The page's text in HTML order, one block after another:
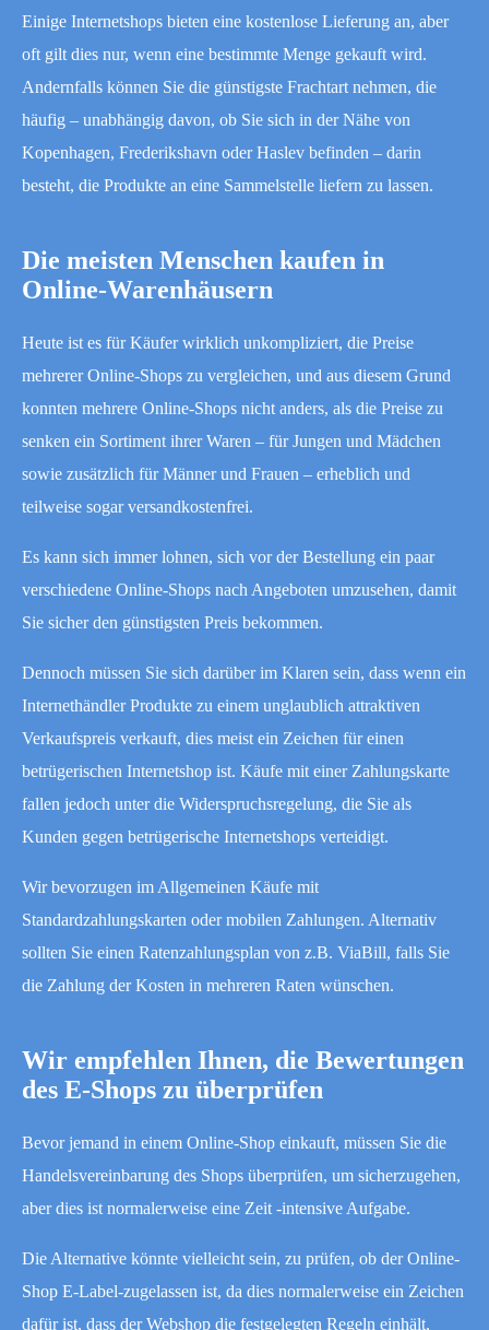
Einige Internetshops bieten eine kostenlose Lieferung an, aber
oft gilt dies nur, wenn eine bestimmte Menge gekauft wird.
Andernfalls können Sie die günstigste Frachtart nehmen, die
häufig – unabhängig davon, ob Sie sich in der Nähe von
Kopenhagen, Frederikshavn oder Haslev befinden – darin
besteht, die Produkte an eine Sammelstelle liefern zu lassen.
Die meisten Menschen kaufen in
Online-Warenhäusern
Heute ist es für Käufer wirklich unkompliziert, die Preise
mehrerer Online-Shops zu vergleichen, und aus diesem Grund
konnten mehrere Online-Shops nicht anders, als die Preise zu
senken ein Sortiment ihrer Waren – für Jungen und Mädchen
sowie zusätzlich für Männer und Frauen – erheblich und
teilweise sogar versandkostenfrei.
Es kann sich immer lohnen, sich vor der Bestellung ein paar
verschiedene Online-Shops nach Angeboten umzusehen, damit
Sie sicher den günstigsten Preis bekommen.
Dennoch müssen Sie sich darüber im Klaren sein, dass wenn ein
Internethändler Produkte zu einem unglaublich attraktiven
Verkaufspreis verkauft, dies meist ein Zeichen für einen
betrügerischen Internetshop ist. Käufe mit einer Zahlungskarte
fallen jedoch unter die Widerspruchsregelung, die Sie als
Kunden gegen betrügerische Internetshops verteidigt.
Wir bevorzugen im Allgemeinen Käufe mit
Standardzahlungskarten oder mobilen Zahlungen. Alternativ
sollten Sie einen Ratenzahlungsplan von z.B. ViaBill, falls Sie
die Zahlung der Kosten in mehreren Raten wünschen.
Wir empfehlen Ihnen, die Bewertungen
des E-Shops zu überprüfen
Bevor jemand in einem Online-Shop einkauft, müssen Sie die
Handelsvereinbarung des Shops überprüfen, um sicherzugehen,
aber dies ist normalerweise eine Zeit -intensive Aufgabe.
Die Alternative könnte vielleicht sein, zu prüfen, ob der Online-
Shop E-Label-zugelassen ist, da dies normalerweise ein Zeichen
dafür ist, dass der Webshop die festgelegten Regeln einhält,